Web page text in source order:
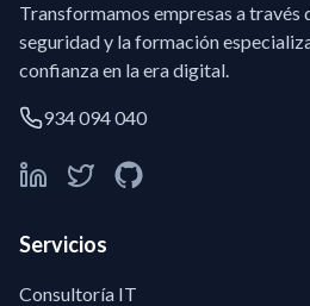
Transformamos empresas a través
seguridad y la formación
confianza en la era digital.
934 094 040
Servicios
Consultoría IT